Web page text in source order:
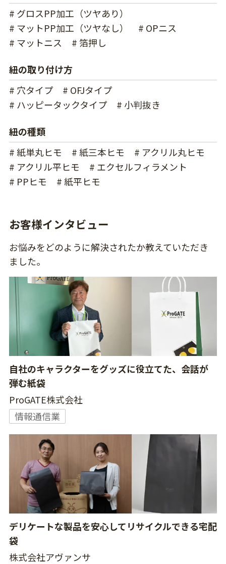
# グロスPP加工（ツヤあり）
# マットPP加工（ツヤなし）
# OPニス
# マットニス
# 箔押し
紐の取り付け方
# 穴タイプ
# OFJタイプ
# ハッピータックタイプ
# 小判抜き
紐の種類
# 紙単丸ヒモ
# 紙三本ヒモ
# アクリル丸ヒモ
# アクリル平ヒモ
# エクセルフィラメント
# PPヒモ
# 紙平ヒモ
お客様インタビュー
お悩みをどのように解決されたか教えていただき
ました。
自社のキャラクターをグッズに役立てた、会話が
弾む紙袋
ProGATE株式会社
情報通信業
デリケートな製品を安心してリサイクルできる宅配
袋
株式会社アヴァンサ